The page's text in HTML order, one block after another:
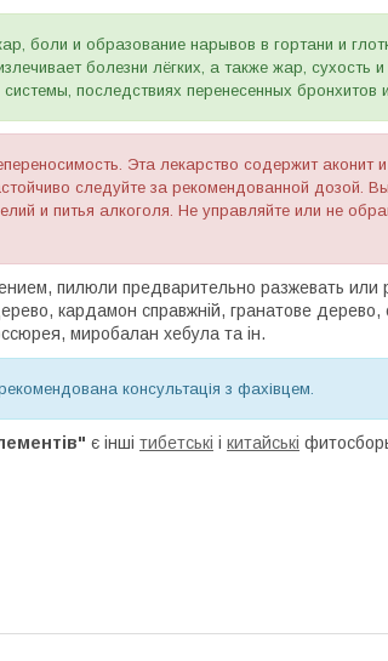
боли и образование нарывов в гортани и
болезни лёгких, а также жар, сухость и
последствиях перенесенных бронхитов
Эта лекарство содержит аконит
следуйте за рекомендованной дозой.
и питья алкоголя. Не управляйте или не
пилюли предварительно разжевать или
кардамон справжній, гранатове дерево,
миробалан хебула та ін.
консультація з фахівцем.
є інші тибетські і китайські